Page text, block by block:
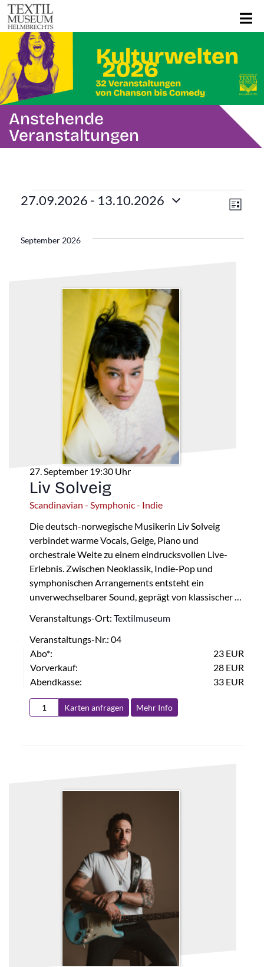
Anstehende
Veranstaltungen
Veranstaltungen Liste
27.09.2026 - 13.10.2026
September 2026
27. September 19:30 Uhr
Liv Solveig
Scandinavian - Symphonic - Indie
Die deutsch-norwegische Musikerin Liv Solveig
verbindet warme Vocals, Geige, Piano und
orchestrale Weite zu einem eindrucksvollen Live-
Erlebnis. Zwischen Neoklassik, Indie-Pop und
symphonischen Arrangements entsteht ein
unverwechselbarer Sound, geprägt von klassischer …
Veranstaltungs-Ort: Textilmuseum
Veranstaltungs-Nr.: 04
Abo*:
23 EUR
Vorverkauf:
28 EUR
Abendkasse:
33 EUR
Karten anfragen Mehr Info